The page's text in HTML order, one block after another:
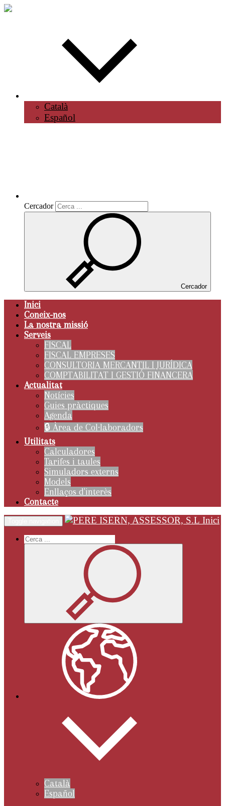
Català
Español
Cercador
Cercador
Inici
Coneix-nos
La nostra missió
Serveis
FISCAL
FISCAL EMPRESES
CONSULTORIA MERCANTIL I JURÍDICA
COMPTABILITAT I GESTIÓ FINANCERA
Actualitat
Notícies
Guies pràctiques
Agenda
🔒 Àrea de Col·laboradors
Utilitats
Calculadores
Tarifes i taules
Simuladors externs
Models
Enllaços d'interès
Contacte
Inici
Català
Español